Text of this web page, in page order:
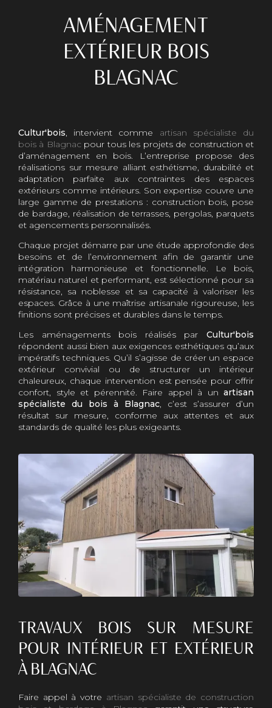
AMÉNAGEMENT
EXTÉRIEUR BOIS
BLAGNAC
Cultur'bois, intervient comme artisan spécialiste du
bois à Blagnacpour tous les projets de construction et
d’aménagement en bois. L’entreprise propose des
réalisations sur mesure alliant esthétisme, durabilité et
adaptation parfaite aux contraintes des espaces
extérieurs comme intérieurs. Son expertise couvre une
large gamme de prestations : construction bois, pose
de bardage, réalisation de terrasses, pergolas, parquets
et agencements personnalisés.
Chaque projet démarre par une étude approfondie des
besoins et de l’environnement afin de garantir une
intégration harmonieuse et fonctionnelle. Le bois,
matériau naturel et performant, est sélectionné pour sa
résistance, sa noblesse et sa capacité à valoriser les
espaces. Grâce à une maîtrise artisanale rigoureuse, les
finitions sont précises et durables dans le temps.
Les aménagements bois réalisés par Cultur'bois
répondent aussi bien aux exigences esthétiques qu’aux
impératifs techniques. Qu’il s’agisse de créer un espace
extérieur convivial ou de structurer un intérieur
chaleureux, chaque intervention est pensée pour offrir
confort, style et pérennité. Faire appel à un artisan
spécialiste du bois à Blagnac, c’est s’assurer d’un
résultat sur mesure, conforme aux attentes et aux
standards de qualité les plus exigeants.
TRAVAUX BOIS SUR MESURE
POUR INTÉRIEUR ET EXTÉRIEUR
À BLAGNAC
Faire appel à votre artisan spécialiste de construction